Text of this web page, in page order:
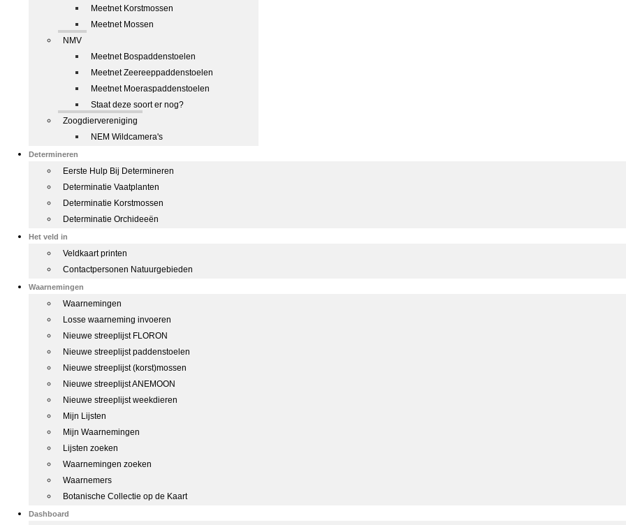
Meetnet Korstmossen
Meetnet Mossen
NMV
Meetnet Bospaddenstoelen
Meetnet Zeereeppaddenstoelen
Meetnet Moeraspaddenstoelen
Staat deze soort er nog?
Zoogdiervereniging
NEM Wildcamera's
Determineren
Eerste Hulp Bij Determineren
Determinatie Vaatplanten
Determinatie Korstmossen
Determinatie Orchideeën
Het veld in
Veldkaart printen
Contactpersonen Natuurgebieden
Waarnemingen
Waarnemingen
Losse waarneming invoeren
Nieuwe streeplijst FLORON
Nieuwe streeplijst paddenstoelen
Nieuwe streeplijst (korst)mossen
Nieuwe streeplijst ANEMOON
Nieuwe streeplijst weekdieren
Mijn Lijsten
Mijn Waarnemingen
Lijsten zoeken
Waarnemingen zoeken
Waarnemers
Botanische Collectie op de Kaart
Dashboard